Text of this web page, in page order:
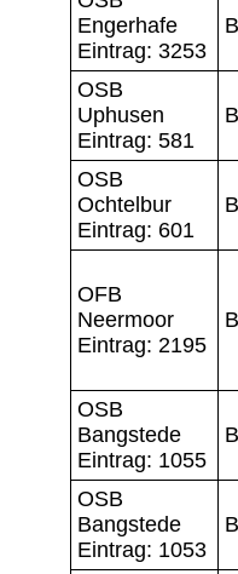
Engerhafe
Eintrag: 3253
OSB
Uphusen
Eintrag: 581
OSB
Ochtelbur
Eintrag: 601
OFB
Neermoor
Eintrag: 2195
OSB
Bangstede
Eintrag: 1055
OSB
Bangstede
Eintrag: 1053